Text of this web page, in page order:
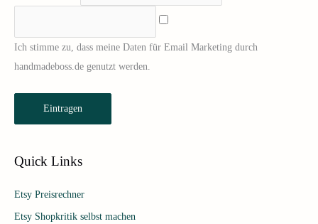
Ich stimme zu, dass meine Daten für Email Marketing durch
handmadeboss.de genutzt werden.
Eintragen
Quick Links
Etsy Preisrechner
Etsy Shopkritik selbst machen